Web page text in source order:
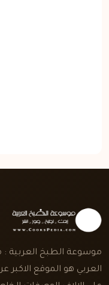
موسوعة الطبخ العربية
العربي هو الموقع